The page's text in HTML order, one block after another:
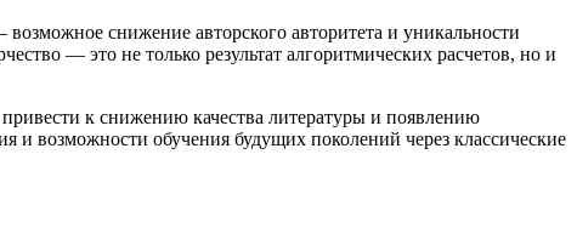
снижение авторского авторитета и уникальности
— это не только результат алгоритмических расчетов, но и
к снижению качества литературы и появлению
и возможности обучения будущих поколений через классические